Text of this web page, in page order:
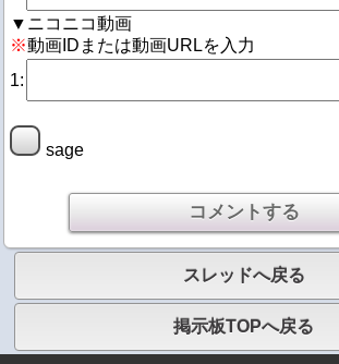
▼ニコニコ動画
※動画IDまたは動画URLを入力
1:
sage
スレッドへ戻る
掲示板TOPへ戻る